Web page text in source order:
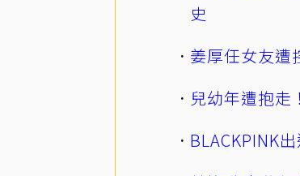
史
姜厚任女友遭
兒幼年遭抱走
BLACKPINK